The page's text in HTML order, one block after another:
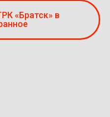
«Братск» в